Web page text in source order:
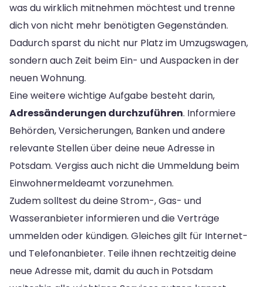
was du wirklich mitnehmen möchtest und trenne
dich von nicht mehr benötigten Gegenständen.
Dadurch sparst du nicht nur Platz im Umzugswagen,
sondern auch Zeit beim Ein- und Auspacken in der
neuen Wohnung.
Eine weitere wichtige Aufgabe besteht darin,
Adressänderungen durchzuführen. Informiere
Behörden, Versicherungen, Banken und andere
relevante Stellen über deine neue Adresse in
Potsdam. Vergiss auch nicht die Ummeldung beim
Einwohnermeldeamt vorzunehmen.
Zudem solltest du deine Strom-, Gas- und
Wasseranbieter informieren und die Verträge
ummelden oder kündigen. Gleiches gilt für Internet-
und Telefonanbieter. Teile ihnen rechtzeitig deine
neue Adresse mit, damit du auch in Potsdam